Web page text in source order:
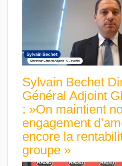
Sylvain Bechet
Général Adjoint
: »On maintient
engagement
encore la
groupe »